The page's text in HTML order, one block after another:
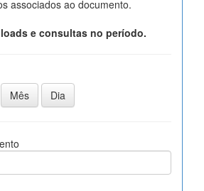
associados ao documento.
e consultas no período.
Mês Dia